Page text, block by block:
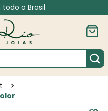
o Brasil